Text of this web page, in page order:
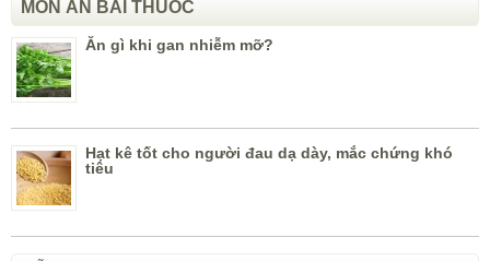
MÓN ĂN BÀI THUỐC
Ăn gì khi gan nhiễm mỡ?
Hạt kê tốt cho người đau dạ dày, mắc chứng khó
tiêu